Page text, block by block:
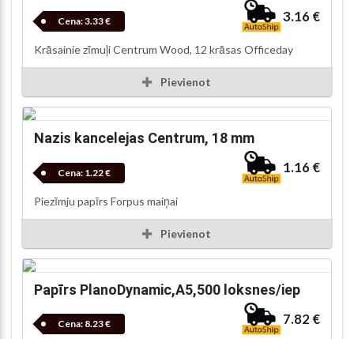
Cena:3.33 € 3.16 €
Krāsainie zīmuļi Centrum Wood, 12 krāsas Officeday
Pievienot
Nazis kancelejas Centrum, 18 mm
Cena: 1.22 € 1.16 €
Piezīmju papīrs Forpus maiņai
Pievienot
Papīrs PlanoDynamic,A5,500 loksnes/iep
Cena: 8.23 € 7.82 €